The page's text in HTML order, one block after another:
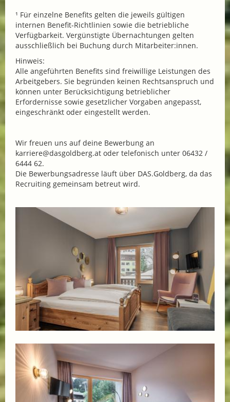
¹ Für einzelne Benefits gelten die jeweils gültigen
internen Benefit-Richtlinien sowie die betriebliche
Verfügbarkeit. Vergünstigte Übernachtungen gelten
ausschließlich bei Buchung durch Mitarbeiter:innen.
Hinweis:
Alle angeführten Benefits sind freiwillige Leistungen des
Arbeitgebers. Sie begründen keinen Rechtsanspruch und
können unter Berücksichtigung betrieblicher
Erfordernisse sowie gesetzlicher Vorgaben angepasst,
eingeschränkt oder eingestellt werden.
Wir freuen uns auf deine Bewerbung an
karriere@dasgoldberg.at oder telefonisch unter 06432 /
6444 62.
Die Bewerbungsadresse läuft über DAS.Goldberg, da das
Recruiting gemeinsam betreut wird.